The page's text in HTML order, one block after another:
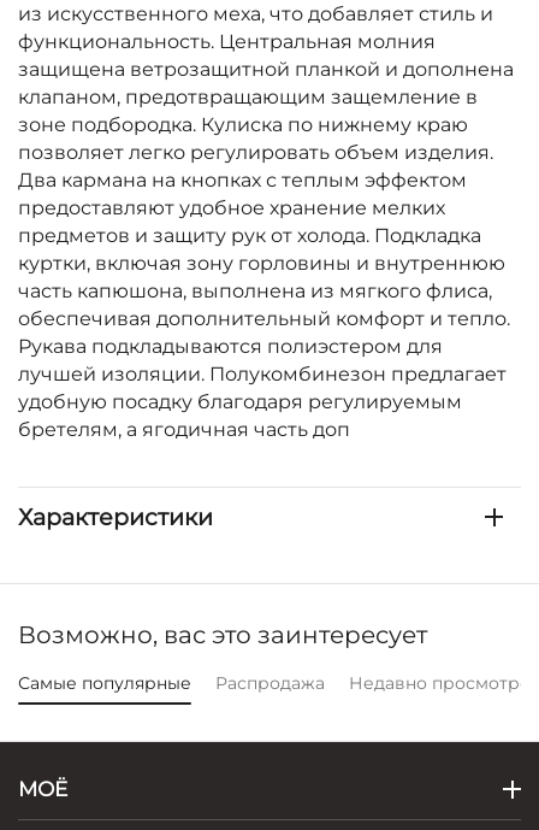
из искусственного меха, что добавляет стиль и
функциональность. Центральная молния
защищена ветрозащитной планкой и дополнена
клапаном, предотвращающим защемление в
зоне подбородка. Кулиска по нижнему краю
позволяет легко регулировать объем изделия.
Два кармана на кнопках с теплым эффектом
предоставляют удобное хранение мелких
предметов и защиту рук от холода. Подкладка
куртки, включая зону горловины и внутреннюю
часть капюшона, выполнена из мягкого флиса,
обеспечивая дополнительный комфорт и тепло.
Рукава подкладываются полиэстером для
лучшей изоляции. Полукомбинезон предлагает
удобную посадку благодаря регулируемым
бретелям, а ягодичная часть доп
Характеристики
Возможно, вас это заинтересует
Самые популярные Распродажа Недавно
МОЁ